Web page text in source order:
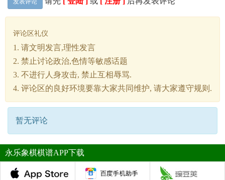
发表评论
评论区礼仪
1. 请文明发言,理性发言
2. 禁止讨论政治,色情等敏感话题
3. 不进行人身攻击, 禁止互相辱骂.
4. 评论区的良好环境要靠大家共同维护, 请大家遵守规则.
暂无评论
永乐象棋棋谱APP下载